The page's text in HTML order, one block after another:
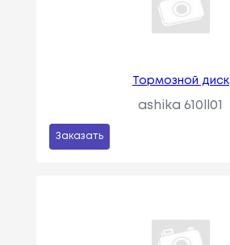
Тормозной диск
ashika 610ll01
Заказать